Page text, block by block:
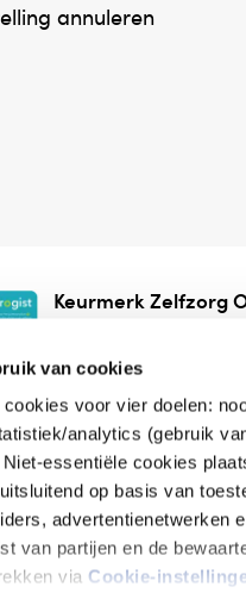
van cookies
voor vier doelen:
analytics (gebruik
essentiële cookies
op basis van
advertentienetwerken
van partijen en de
via Cookie-
annuleren
Keurmerk Zelfzorg
online.
Cookieverklaring